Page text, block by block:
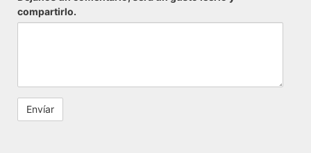
compartirlo.